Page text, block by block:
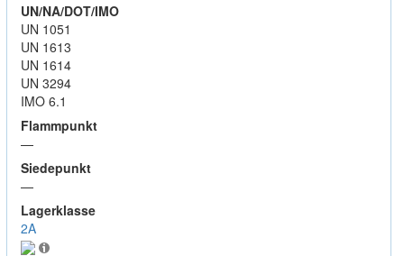
UN/NA/DOT/IMO
UN 1051
UN 1613
UN 1614
UN 3294
IMO 6.1
Flammpunkt
—
Siedepunkt
—
Lagerklasse
2A